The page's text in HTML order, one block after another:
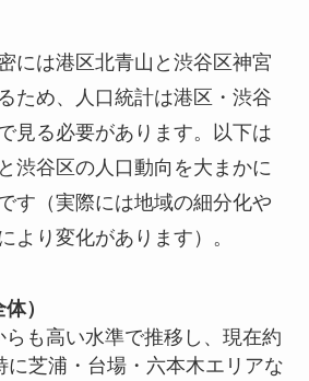
には港区北青山と渋谷区神宮
ため、人口統計は港区・渋谷
見る必要があります。以下は
渋谷区の人口動向を大まかに
す（実際には地域の細分化や
より変化があります）。
）
も高い水準で推移し、現在約
に芝浦・台場・六本木エリアな